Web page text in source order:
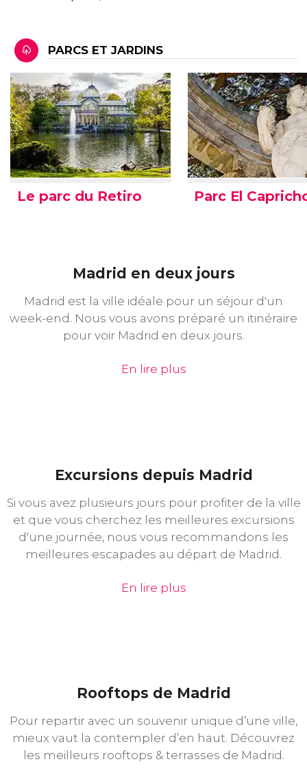
PARCS ET JARDINS
Le parc du Retiro Parc El
Madrid en deux jours
Madrid est la ville idéale pour un séjour d'un
week-end. Nous vous avons préparé un itinéraire
pour voir Madrid en deux jours.
En lire plus
Excursions depuis Madrid
Si vous avez plusieurs jours pour profiter de la ville
et que vous cherchez les meilleures excursions
d'une journée, nous vous recommandons les
meilleures escapades au départ de Madrid.
En lire plus
Rooftops de Madrid
Pour repartir avec un souvenir unique d’une ville,
mieux vaut la contempler d’en haut. Découvrez
les meilleurs rooftops & terrasses de Madrid.